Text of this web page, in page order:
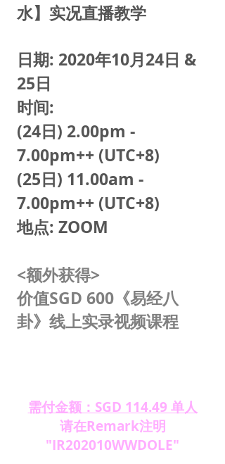
水】实况直播教学
日期: 2020年10月24日 &
25日
时间:
(24日) 2.00pm -
7.00pm++ (UTC+8)
(25日) 11.00am -
7.00pm++ (UTC+8)
地点: ZOOM
<额外获得>
价值SGD 600《易经八
卦》线上实录视频课程
需付金额：SGD 114.49 单人
请在Remark注明
"IR202010WWDOLE"